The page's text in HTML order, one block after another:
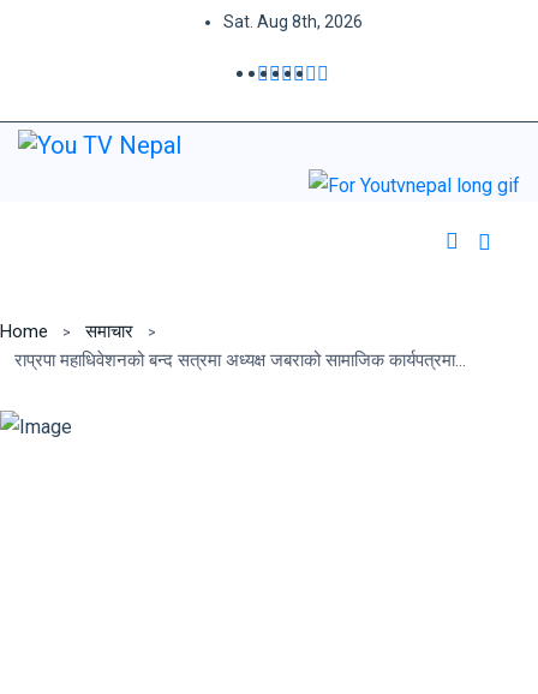
Sat. Aug 8th, 2026
Home
समाचार
राप्रपा महाधिवेशनको बन्द सत्रमा अध्यक्ष जबराको सामाजिक कार्यपत्रमाथि छलफल सुरु